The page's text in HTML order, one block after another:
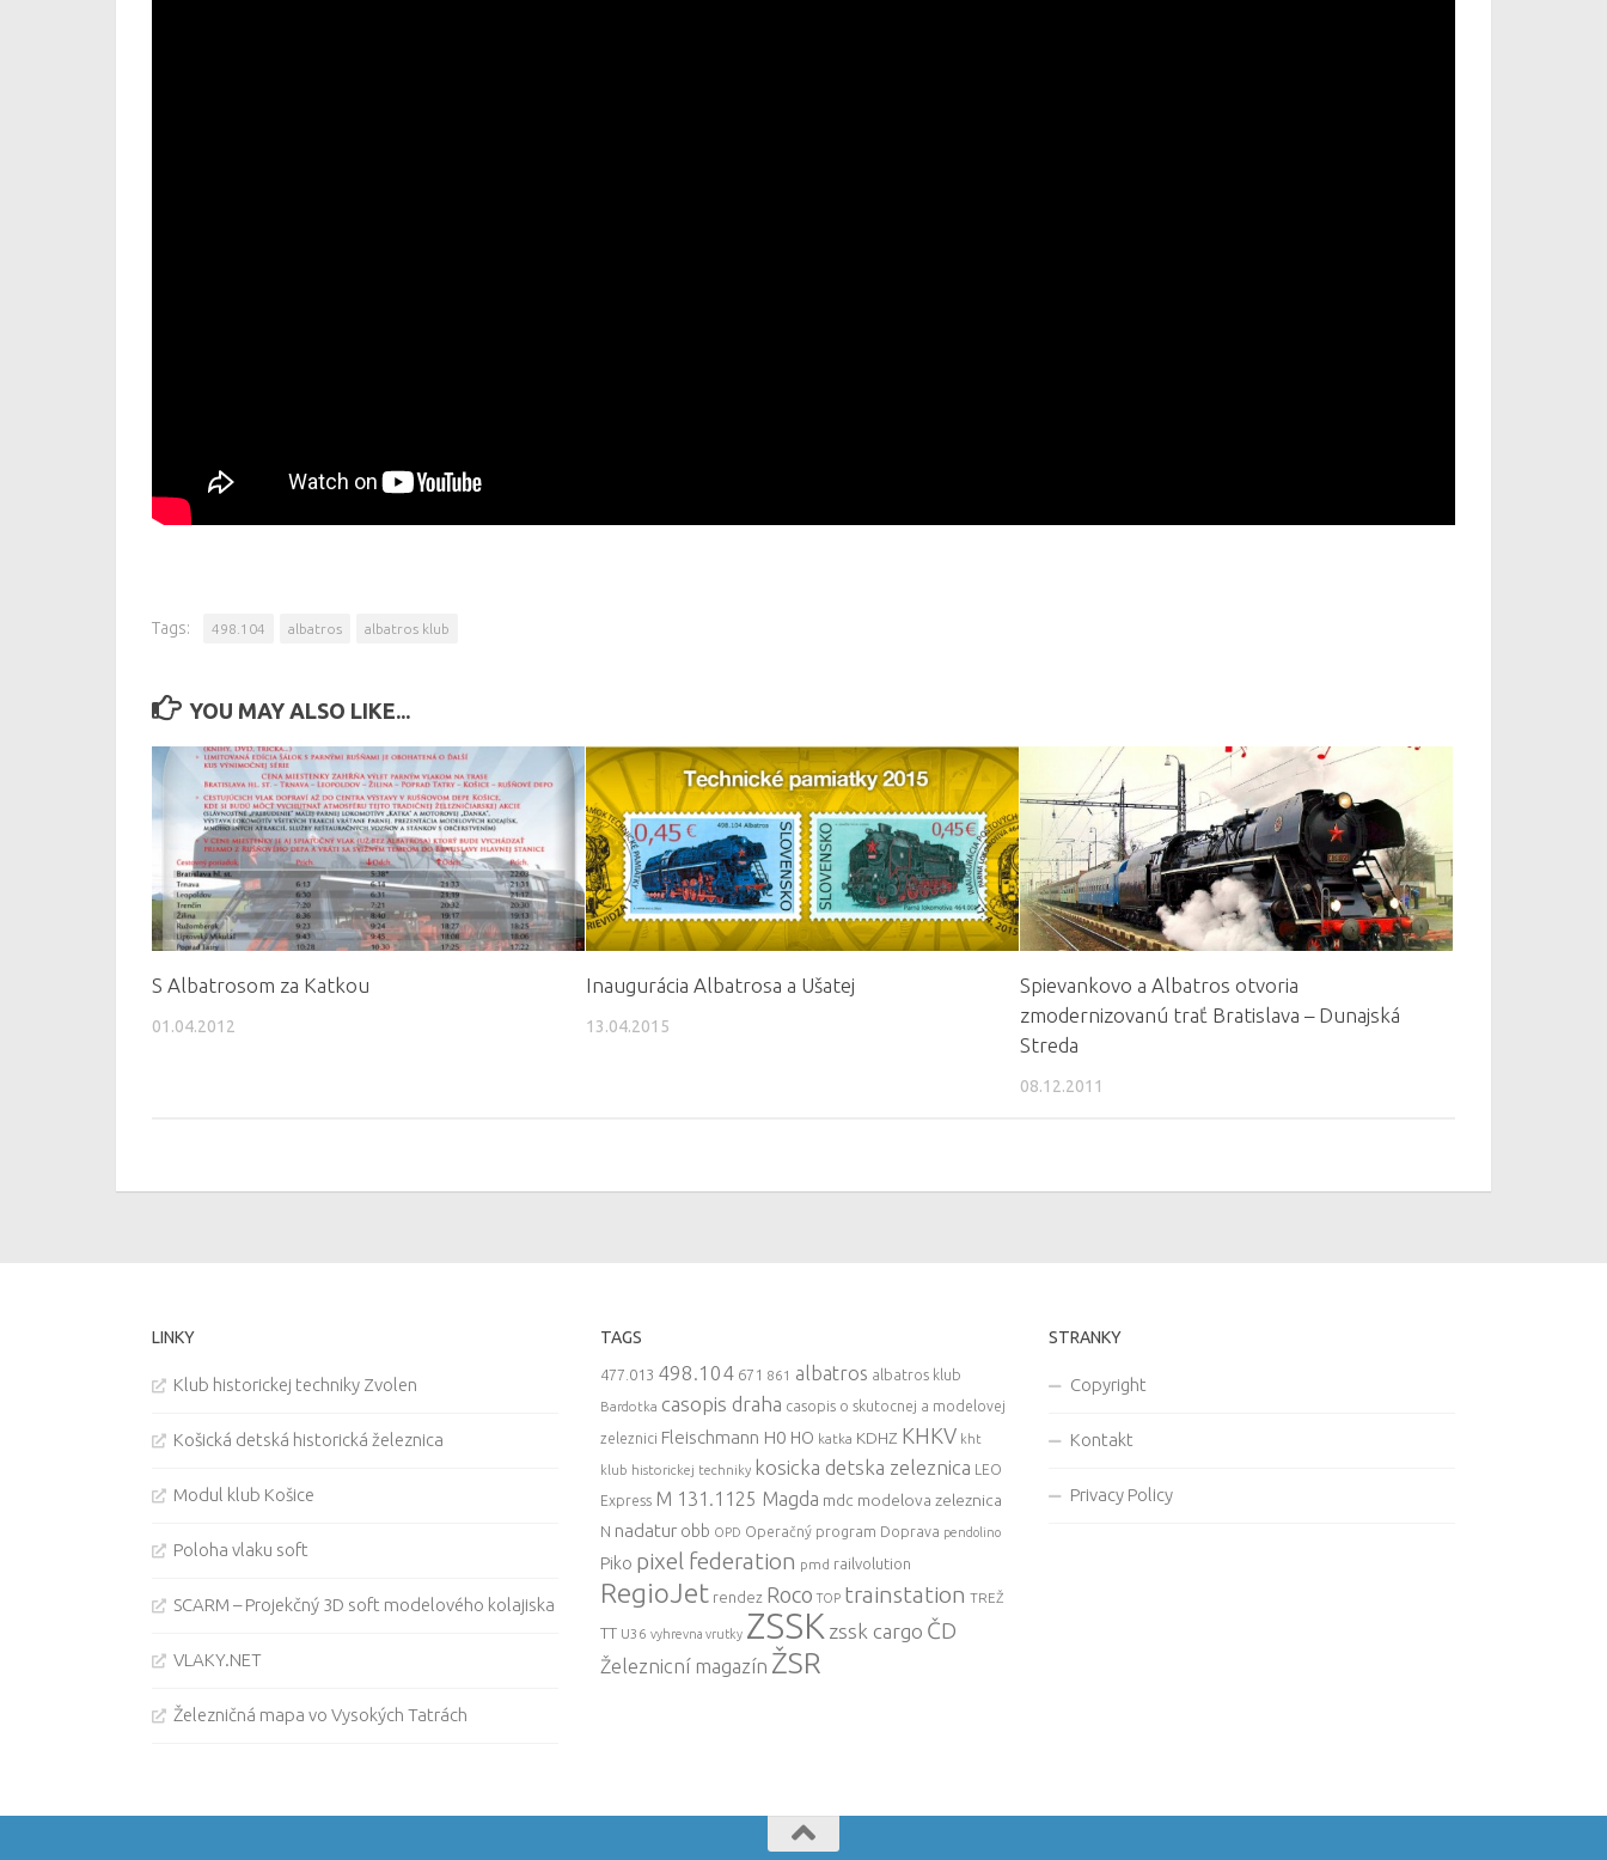
Tags: 498.104 albatros albatros klub
YOU MAY ALSO LIKE...
S Albatrosom za Katkou
01.04.2012
Inaugurácia Albatrosa a Ušatej
13.04.2015
Spievankovo a Albatros otvoria
zmodernizovanú trať Bratislava – Dunajská
Streda
08.12.2011
LINKY
Klub historickej techniky Zvolen
Košická detská historická železnica
Modul klub Košice
Poloha vlaku soft
SCARM – Projekčný 3D soft modelového kolajiska
VLAKY.NET
Železničná mapa vo Vysokých Tatrách
TAGS
477.013 498.104 671 861 albatros albatros klub
Bardotka casopis draha casopis o skutocnej a modelovej
zeleznici Fleischmann H0 HO katka KDHZ KHKV kht
klub historickej techniky kosicka detska zeleznica LEO
Express M 131.1125 Magda mdc modelova zeleznica
N nadatur obb OPD Operačný program Doprava pendolino
Piko pixel federation pmd railvolution
RegioJet rendez Roco TOP trainstation TREŽ
TT U36 vyhrevna vrutky ZSSK zssk cargo ČD
Železnicní magazín ŽSR
STRANKY
Copyright
Kontakt
Privacy Policy